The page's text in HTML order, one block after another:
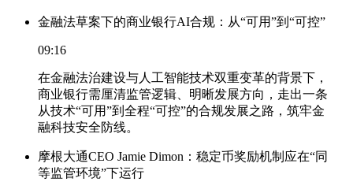
金融法草案下的商业银行AI合规：从“可用”到“可控”
09:16
在金融法治建设与人工智能技术双重变革的背景下，
商业银行需厘清监管逻辑、明晰发展方向，走出一条
从技术“可用”到全程“可控”的合规发展之路，筑牢金
融科技安全防线。
摩根大通CEO Jamie Dimon：稳定币奖励机制应在“同
等监管环境”下运行